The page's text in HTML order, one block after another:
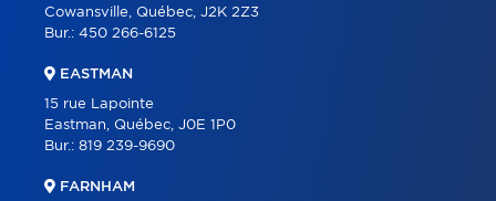
Cowansville, Québec, J2K 2Z3
Bur.: 450 266-6125
EASTMAN
15 rue Lapointe
Eastman, Québec, J0E 1P0
Bur.: 819 239-9690
FARNHAM